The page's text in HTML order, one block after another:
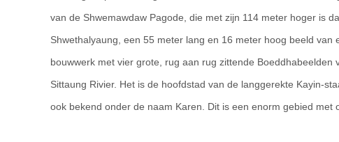
van de Shwemawdaw Pagode, die met zijn 114 meter hoger is
Shwethalyaung, een 55 meter lang en 16 meter hoog beeld
bouwwerk met vier grote, rug aan rug zittende
Sittaung Rivier. Het is de hoofdstad van de langgerekte Kayin-
ook bekend onder de naam Karen. Dit is een enorm gebied met